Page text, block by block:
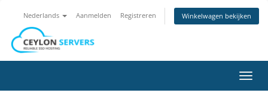
Nederlands Aanmelden Registreren Winkelwagen bekijken
in-/